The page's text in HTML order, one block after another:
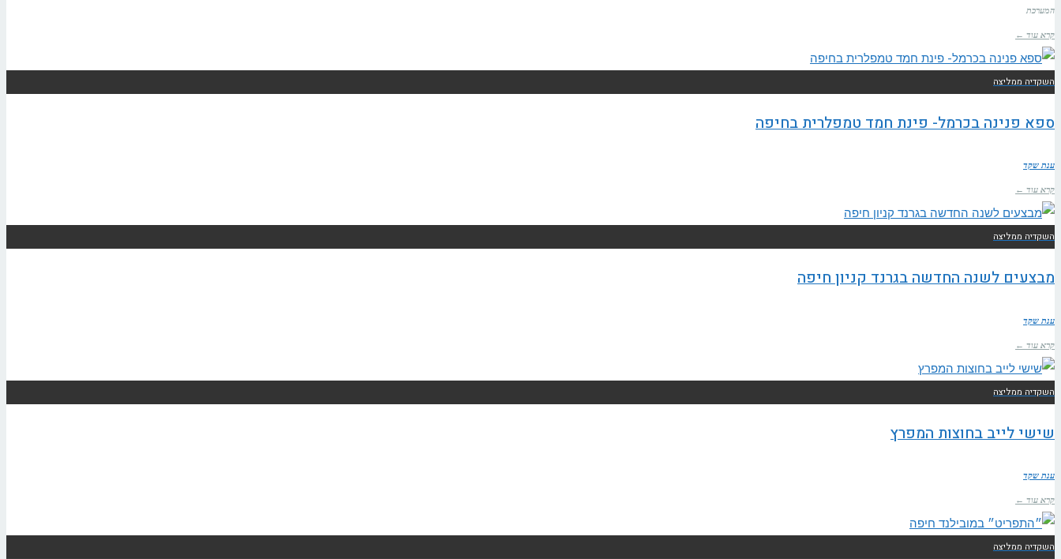
המערכת
קרא עוד ←
השקדיה ממליצה
ספא פנינה בכרמל- פינת חמד טמפלרית בחיפה
ענת שקד
קרא עוד ←
השקדיה ממליצה
מבצעים לשנה החדשה בגרנד קניון חיפה
ענת שקד
קרא עוד ←
השקדיה ממליצה
שישי לייב בחוצות המפרץ
ענת שקד
קרא עוד ←
השקדיה ממליצה